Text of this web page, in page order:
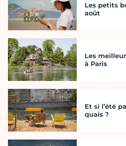
Les petits
août
Les
à Paris
Et si l’été
quais ?